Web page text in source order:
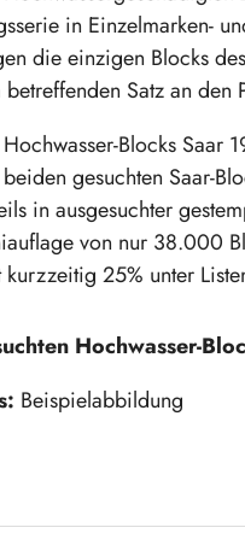
in Einzelmarken-
die einzigen Blocks
Satz an
Blocks Saar
gesuchten Saar-
in ausgesuchter
von nur 38.000
kurzzeitig 25% unter
Hochwasser-
Beispielabbildung